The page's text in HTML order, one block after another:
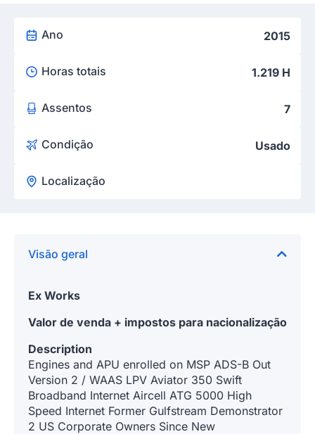
Ano 2015
Horas totais 1.219 H
Assentos 7
Condição Usado
Localização
Visão geral
Ex Works
Valor de venda + impostos para nacionalização
Description
Engines and APU enrolled on MSP ADS-B Out
Version 2 / WAAS LPV Aviator 350 Swift
Broadband Internet Aircell ATG 5000 High
Speed Internet Former Gulfstream Demonstrator
2 US Corporate Owners Since New